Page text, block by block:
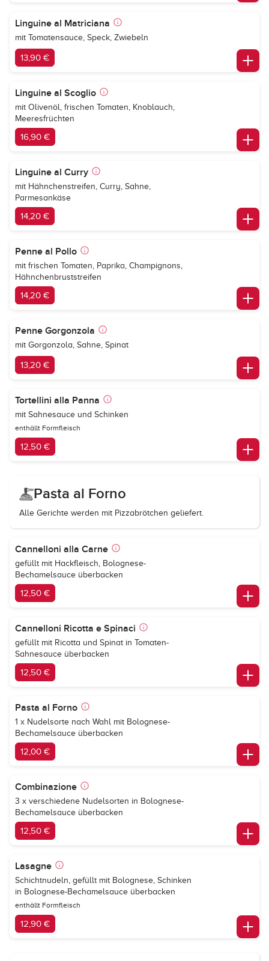
Linguine al Matriciana
mit Tomatensauce, Speck, Zwiebeln
13,90 €
Linguine al Scoglio
mit Olivenöl, frischen Tomaten, Knoblauch,
Meeresfrüchten
16,90 €
Linguine al Curry
mit Hähnchenstreifen, Curry, Sahne,
Parmesankäse
14,20 €
Penne al Pollo
mit frischen Tomaten, Paprika, Champignons,
Hähnchenbruststreifen
14,20 €
Penne Gorgonzola
mit Gorgonzola, Sahne, Spinat
13,20 €
Tortellini alla Panna
mit Sahnesauce und Schinken
enthällt Formfleisch
12,50 €
Pasta al Forno
Alle Gerichte werden mit Pizzabrötchen geliefert.
Cannelloni alla Carne
gefüllt mit Hackfleisch, Bolognese-
Bechamelsauce überbacken
12,50 €
Cannelloni Ricotta e Spinaci
gefüllt mit Ricotta und Spinat in Tomaten-
Sahnesauce überbacken
12,50 €
Pasta al Forno
1 x Nudelsorte nach Wahl mit Bolognese-
Bechamelsauce überbacken
12,00 €
Combinazione
3 x verschiedene Nudelsorten in Bolognese-
Bechamelsauce überbacken
12,50 €
Lasagne
Schichtnudeln, gefüllt mit Bolognese, Schinken
in Bolognese-Bechamelsauce überbacken
enthällt Formfleisch
12,90 €